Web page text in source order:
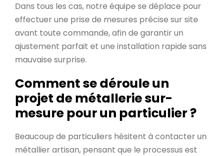
Dans tous les cas, notre équipe se déplace pour
effectuer une prise de mesures précise sur site
avant toute commande, afin de garantir un
ajustement parfait et une installation rapide sans
mauvaise surprise.
Comment se déroule un
projet de métallerie sur-
mesure pour un particulier ?
Beaucoup de particuliers hésitent à contacter un
métallier artisan, pensant que le processus est